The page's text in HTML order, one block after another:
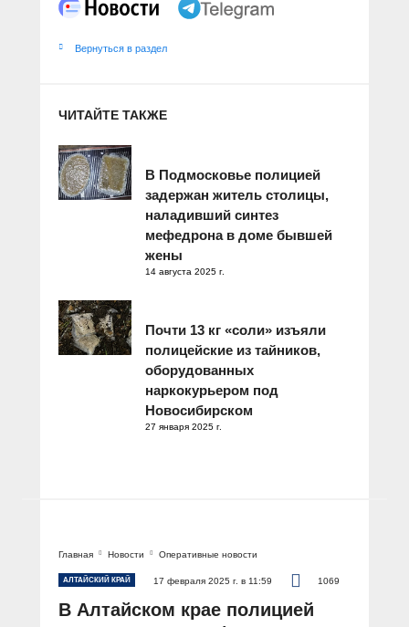
Вернуться в раздел
ЧИТАЙТЕ ТАКЖЕ
В Подмосковье полицией
задержан житель столицы,
наладивший синтез
мефедрона в доме бывшей
жены
14 августа 2025 г.
Почти 13 кг «соли» изъяли
полицейские из тайников,
оборудованных
наркокурьером под
Новосибирском
27 января 2025 г.
Главная Новости Оперативные новости
АЛТАЙСКИЙ КРАЙ 17 февраля 2025 г. в 11:59 1069
В Алтайском крае полицией